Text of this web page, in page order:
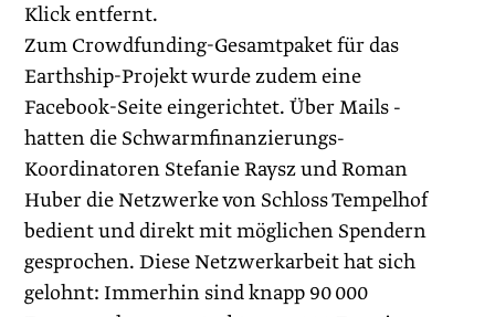
Klick entfernt.
Zum Crowdfunding-Gesamtpaket für das
Earthship-Projekt wurde zudem eine
Facebook-Seite eingerichtet. Über Mails ­
hatten die Schwarmfinanzierungs-
Koordinatoren Stefanie Raysz und ­Roman
Huber die Netzwerke von Schloss Tempelhof
bedient und direkt mit möglichen Spendern
gesprochen. Diese Netzwerkarbeit hat sich
gelohnt: Immerhin sind knapp 90 000